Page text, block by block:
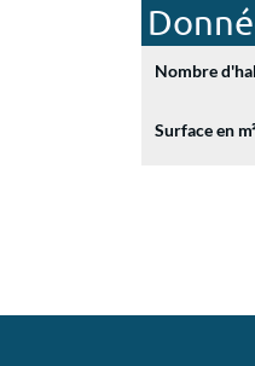
Nombre
Surface en